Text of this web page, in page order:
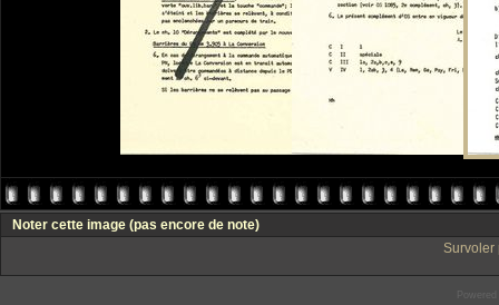
Noter cette image (pas encore de note)
Survoler